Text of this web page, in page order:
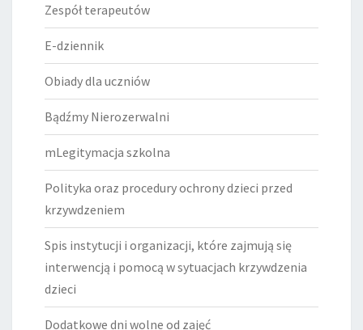
Zespół terapeutów
E-dziennik
Obiady dla uczniów
Bądźmy Nierozerwalni
mLegitymacja szkolna
Polityka oraz procedury ochrony dzieci przed
krzywdzeniem
Spis instytucji i organizacji, które zajmują się
interwencją i pomocą w sytuacjach krzywdzenia
dzieci
Dodatkowe dni wolne od zajęć